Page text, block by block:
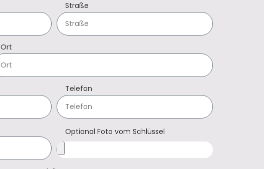
Straße
Ort
Telefon
Optional Foto vom Schlüssel